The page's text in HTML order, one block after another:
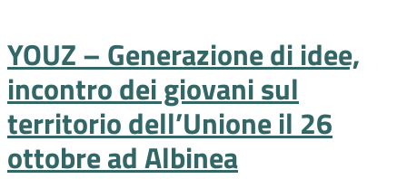
YOUZ – Generazione di idee,
incontro dei giovani sul
territorio dell’Unione il 26
ottobre ad Albinea